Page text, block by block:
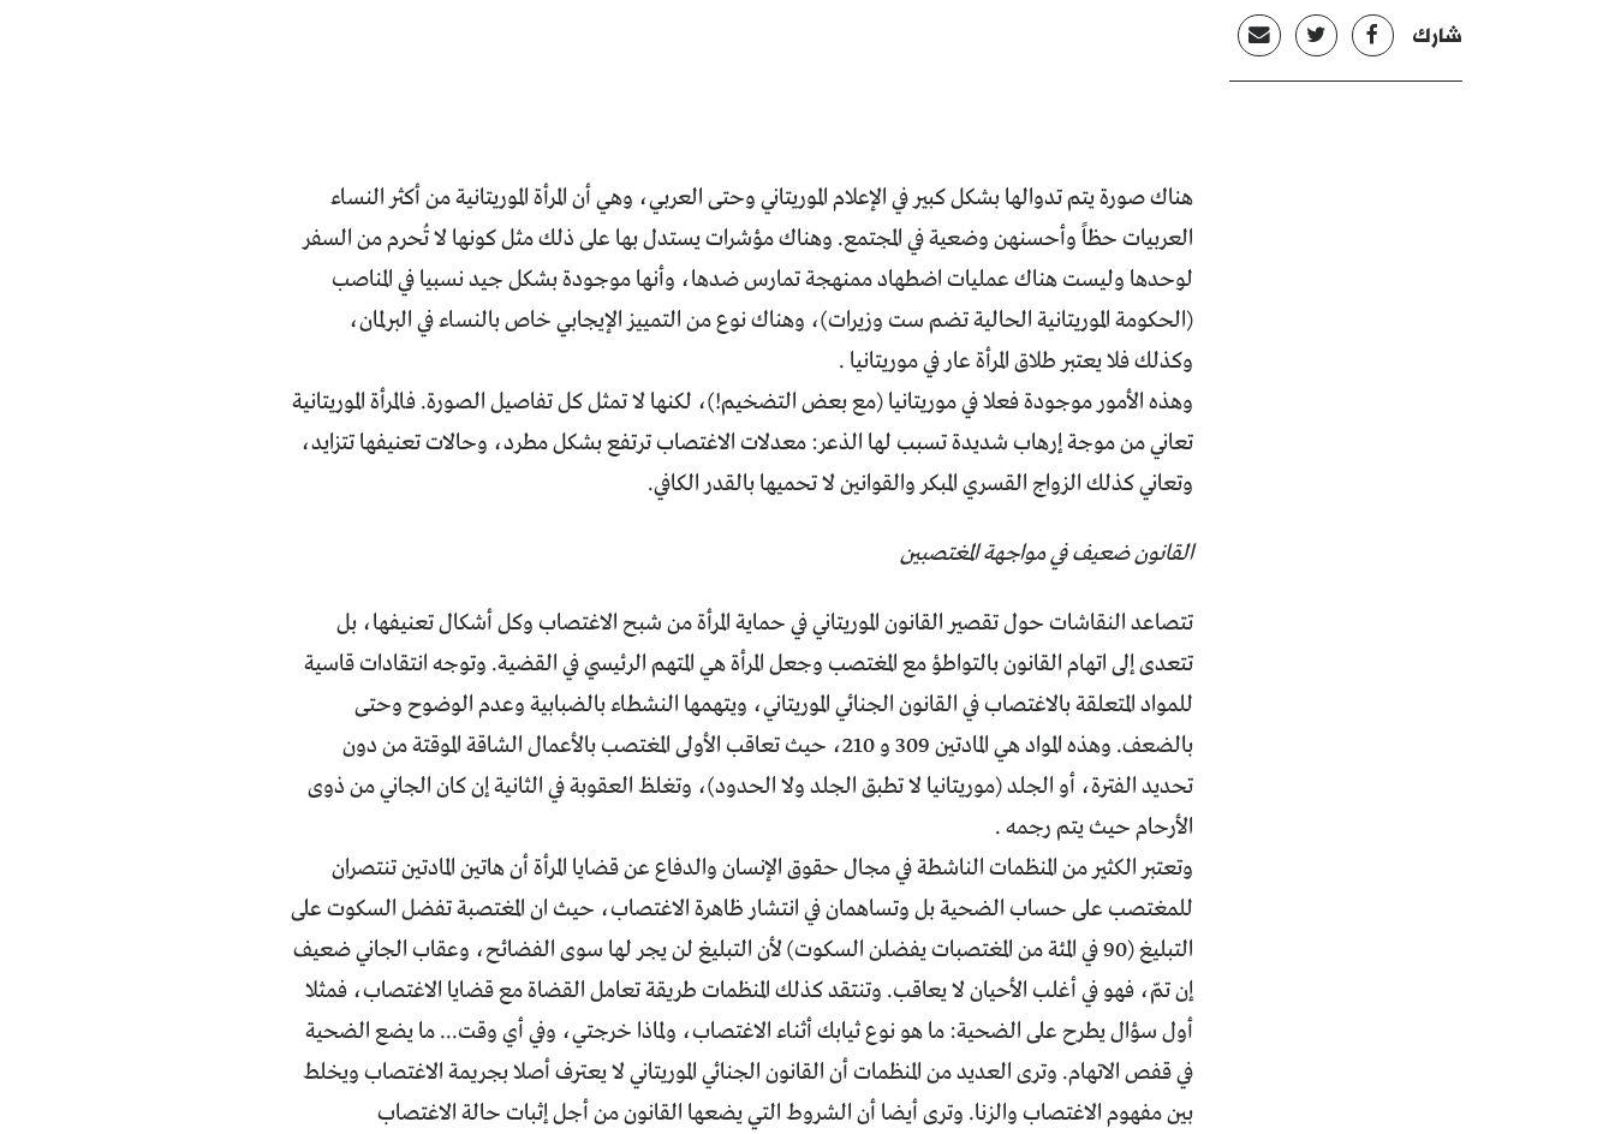
شارك
هناك صورة يتم تدوالها بشكل كبير في الإعلام الموريتاني وحتى العربي، وهي أن المرأة الموريتانية من أكثر النساء
العربيات حظاً وأحسنهن وضعية في المجتمع. وهناك مؤشرات يستدل بها على ذلك مثل كونها لا تُحرم من السفر
لوحدها وليست هناك عمليات اضطهاد ممنهجة تمارس ضدها، وأنها موجودة بشكل جيد نسبيا في المناصب
(الحكومة الموريتانية الحالية تضم ست وزيرات)، وهناك نوع من التمييز الإيجابي خاص بالنساء في البرلمان،
وكذلك فلا يعتبر طلاق المرأة عار في موريتانيا .
وهذه الأمور موجودة فعلا في موريتانيا (مع بعض التضخيم!)، لكنها لا تمثل كل تفاصيل الصورة. فالمرأة الموريتانية
تعاني من موجة إرهاب شديدة تسبب لها الذعر: معدلات الاغتصاب ترتفع بشكل مطرد، وحالات تعنيفها تتزايد،
وتعاني كذلك الزواج القسري المبكر والقوانين لا تحميها بالقدر الكافي.
القانون ضعيف في مواجهة المغتصبين
تتصاعد النقاشات حول تقصير القانون الموريتاني في حماية المرأة من شبح الاغتصاب وكل أشكال تعنيفها، بل
تتعدى إلى اتهام القانون بالتواطؤ مع المغتصب وجعل المرأة هي المتهم الرئيسي في القضية. وتوجه انتقادات قاسية
للمواد المتعلقة بالاغتصاب في القانون الجنائي الموريتاني، ويتهمها النشطاء بالضبابية وعدم الوضوح وحتى
بالضعف. وهذه المواد هي المادتين 309 و 210، حيث تعاقب الأولى المغتصب بالأعمال الشاقة الموقتة من دون
تحديد الفترة، أو الجلد (موريتانيا لا تطبق الجلد ولا الحدود)، وتغلظ العقوبة في الثانية إن كان الجاني من ذوى
الأرحام حيث يتم رجمه .
وتعتبر الكثير من المنظمات الناشطة في مجال حقوق الإنسان والدفاع عن قضايا المرأة أن هاتين المادتين تنتصران
للمغتصب على حساب الضحية بل وتساهمان في انتشار ظاهرة الاغتصاب، حيث ان المغتصبة تفضل السكوت على
التبليغ (90 في المئة من المغتصبات يفضلن السكوت) لأن التبليغ لن يجر لها سوى الفضائح، وعقاب الجاني ضعيف
إن تمّ، فهو في أغلب الأحيان لا يعاقب. وتنتقد كذلك المنظمات طريقة تعامل القضاة مع قضايا الاغتصاب، فمثلا
أول سؤال يطرح على الضحية: ما هو نوع ثيابك أثناء الاغتصاب، ولماذا خرجتي، وفي أي وقت... ما يضع الضحية
في قفص الاتهام. وترى العديد من المنظمات أن القانون الجنائي الموريتاني لا يعترف أصلا بجريمة الاغتصاب ويخلط
بين مفهوم الاغتصاب والزنا. وترى أيضا أن الشروط التي يضعها القانون من أجل إثبات حالة الاغتصاب